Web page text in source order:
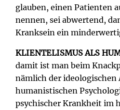
glauben, einen Patienten
nennen, sei abwertend,
Kranksein ein
KLIENTELISMUS ALS
damit ist man beim
nämlich der ideologischen
humanistischen
psychischer Krankheit im